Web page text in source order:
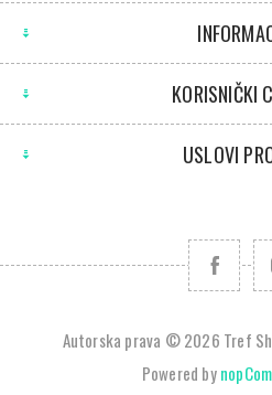
KORISNIČKI
USLOVI
Autorska prava © 2026 Tref
Powered by